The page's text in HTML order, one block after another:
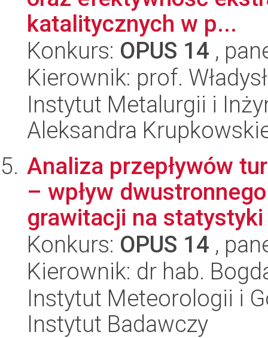
katalitycznych w p...
Konkurs: OPUS 14 ,
Kierownik: prof.
Instytut Metalurgii i
Aleksandra
Analiza przepływów
– wpływ
grawitacji na statystyki
Konkurs: OPUS 14 ,
Kierownik: dr hab.
Instytut Meteorologii i
Instytut Badawczy